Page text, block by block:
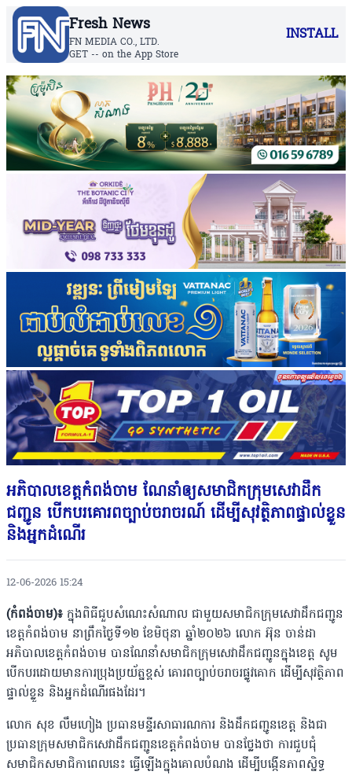
Fresh News
FN MEDIA CO., LTD.
GET -- on the App Store
INSTALL
អភិបាលខេត្តកំពង់ចាម ណែនាំឲ្យសមាជិកក្រុមសេវាដឹក
ជញ្ជូន បើកបរគោរពច្បាប់ចរាចរណ៍ ដើម្បីសុវត្ថិភាពផ្ទាល់ខ្លួន
និងអ្នកដំណើរ
12-06-2026 15:24
(កំពង់ចាម)៖ ក្នុងពិធីជួបសំណេះសំណាល ជាមួយសមាជិកក្រុមសេវាដឹកជញ្ជូន
ខេត្តកំពង់ចាម នាព្រឹកថ្ងៃទី១២ ខែមិថុនា ឆ្នាំ២០២៦ លោក អ៊ុន ចាន់ដា
អភិបាលខេត្តកំពង់ចាម បានណែនាំសមាជិកក្រុមសេវាដឹកជញ្ជូនក្នុងខេត្ត សូម
បើកបរដោយមានការប្រុងប្រយ័ត្នខ្ពស់ គោរពច្បាប់ចរាចរផ្លូវគោក ដើម្បីសុវត្ថិភាព
ផ្ទាល់ខ្លួន និងអ្នកដំណើរផងដែរ។
លោក សុខ លឹមហៀង ប្រធានមន្ទីរសាធារណការ និងដឹកជញ្ជូនខេត្ត និងជា
ប្រធានក្រុមសមាជិកសេវាដឹកជញ្ជូនខេត្តកំពង់ចាម បានថ្លែងថា ការជួបជុំ
សមាជិកសមាជិកាពេលនេះ ធ្វើឡើងក្នុងគោលបំណង ដើម្បីបង្កើនភាពស្និទ្ធ